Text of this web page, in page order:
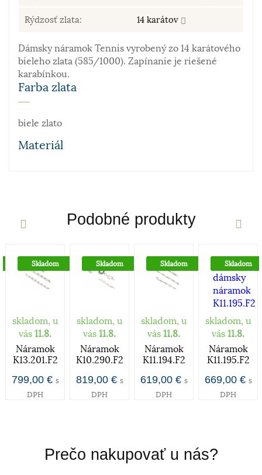
Rýdzosť zlata: 14 karátov
Dámsky náramok Tennis vyrobený zo 14 karátového
bieleho zlata (585/1000). Zapínanie je riešené
karabínkou.
Farba zlata
biele zlato
Materiál
zlato je príliš mäkké a šperky z neho zhotovené by
tak v súčasnosti dosť moderné biele zlato. Obsah
zlata v klenotníckych zliatinách alebo rýdzosť sa
vyjadruje v karátoch. V súčasnej dobe poznáme
zapínanie
Karabínka
Určenie
súčasnosti je škála dámskych hodiniek a šperkov
skutočne široká, od rôznych malých decentnejších
Podobné produkty
Skladom
skladom, u
vás 11.8.
Náramok
K13.201.F2
799,00 € s
DPH
Skladom
skladom, u
vás 11.8.
Náramok
K10.290.F2
819,00 € s
DPH
Skladom
skladom, u
vás 11.8.
Náramok
K11.194.F2
619,00 € s
DPH
Skladom
skladom, u
vás 11.8.
Náramok
K11.195.F2
669,00 € s
DPH
Prečo nakupovať u nás?